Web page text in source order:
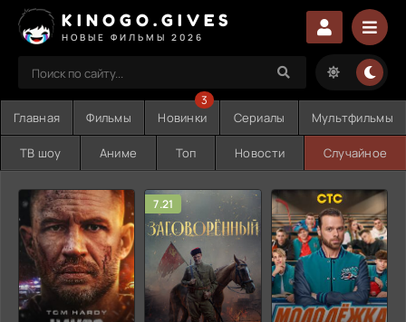
KINOGO.GIVES
НОВЫЕ ФИЛЬМЫ 2026
Главная Фильмы Новинки
3
Сериалы Мультфильмы
ТВ шоу Аниме Топ Новости Случайное
7.21